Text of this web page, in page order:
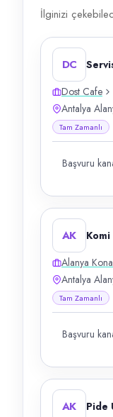
İlginizi
DC
Dost Cafe
Antalya
Tam Zamanlı
Başvuru
AK
Komi
Alanya
Antalya
Tam Zamanlı
Başvuru
AK
Pide